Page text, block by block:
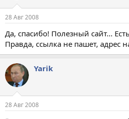
28 Авг 2008
Да, спасибо! Полезный сайт...
Правда, ссылка не пашет, адрес
Yarik
28 Авг 2008